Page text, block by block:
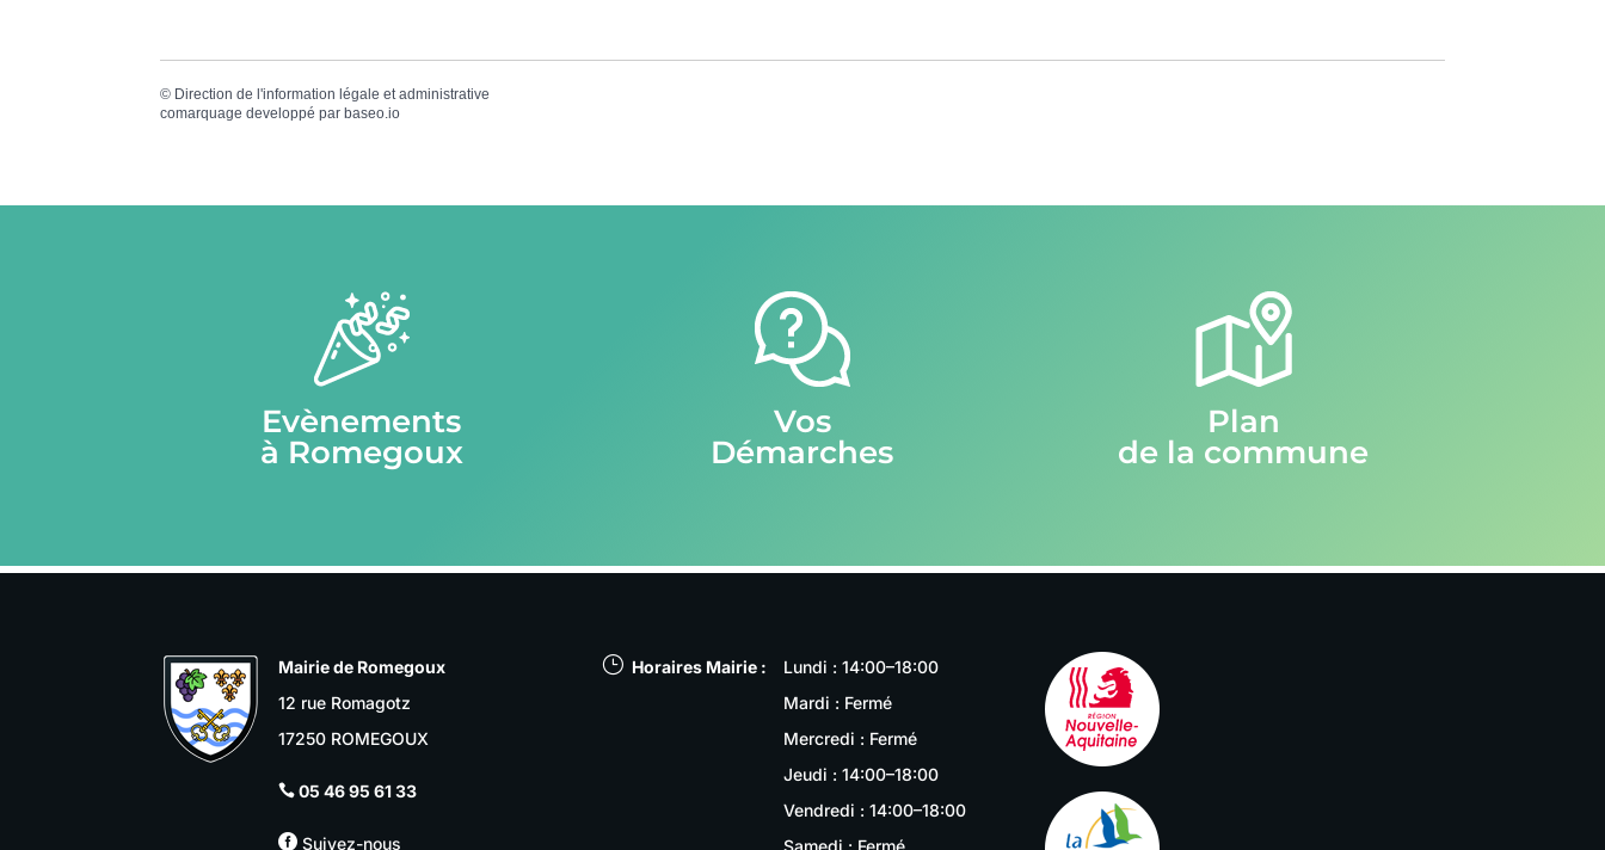
© Direction de l'information légale et administrative
comarquage developpé parbaseo.io
Evènements
à Romegoux
Vos
Démarches
Plan
de la commune
Mairie de Romegoux
12 rue Romagotz
17250 ROMEGOUX
 05 46 95 61 33
 Suivez-nous
} Horaires Mairie :
Lundi : 14:00–18:00
Mardi : Fermé
Mercredi : Fermé
Jeudi : 14:00–18:00
Vendredi : 14:00–18:00